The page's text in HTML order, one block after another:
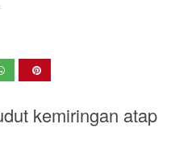
kemiringan atap